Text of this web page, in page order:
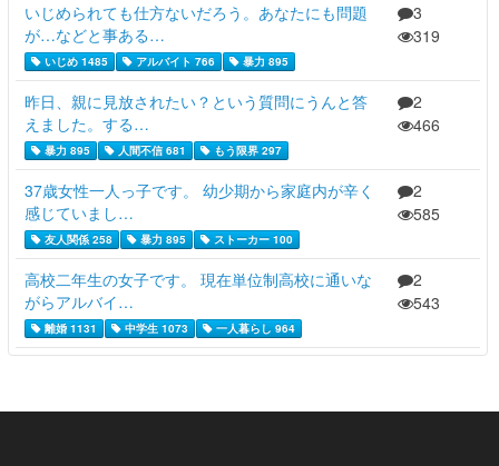
いじめられても仕方ないだろう。あなたにも問題
が…などと事ある…
いじめ 1485 アルバイト 766 暴力 895
3
319
昨日、親に見放されたい？という質問にうんと答
えました。する…
暴力 895 人間不信 681 もう限界 297
2
466
37歳女性一人っ子です。 幼少期から家庭内が辛く
感じていまし…
友人関係 258 暴力 895 ストーカー 100
2
585
高校二年生の女子です。 現在単位制高校に通いな
がらアルバイ…
離婚 1131 中学生 1073 一人暮らし 964
2
543